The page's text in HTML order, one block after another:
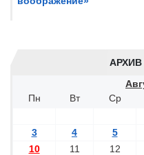
Пн
Вт Ср
3
4 5
10
11 12